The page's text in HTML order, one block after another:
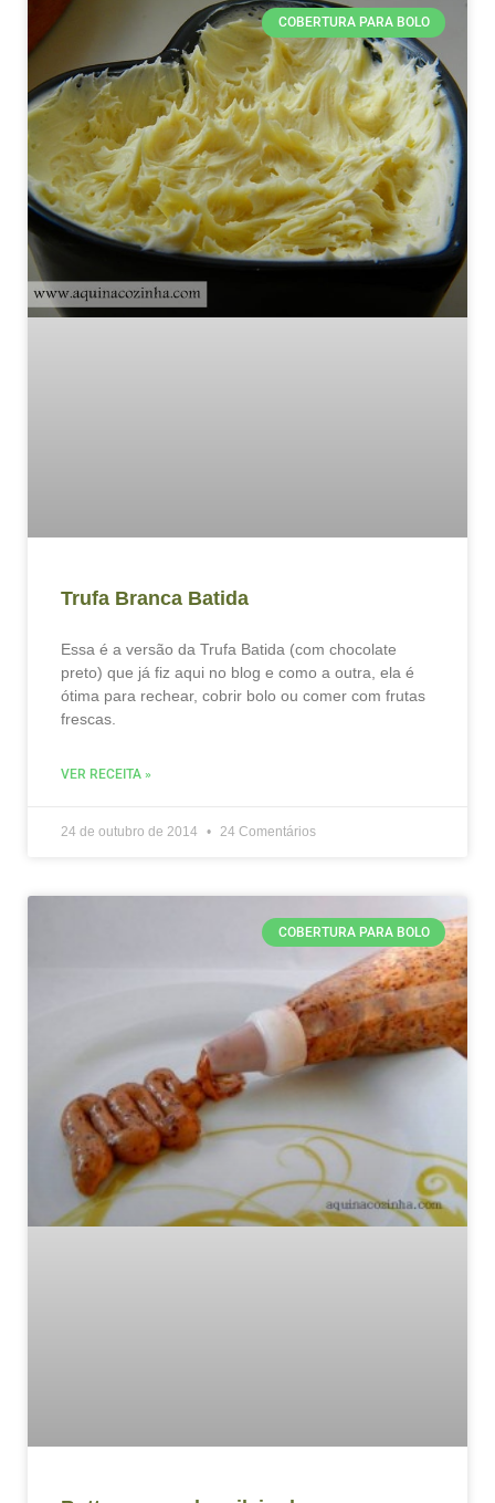
COBERTURA PARA BOLO
Trufa Branca Batida
Essa é a versão da Trufa Batida (com chocolate
preto) que já fiz aqui no blog e como a outra, ela é
ótima para rechear, cobrir bolo ou comer com frutas
frescas.
VER RECEITA »
24 de outubro de 2014 24 Comentários
COBERTURA PARA BOLO